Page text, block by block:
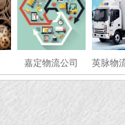
嘉定物流公司
英脉物
国冷